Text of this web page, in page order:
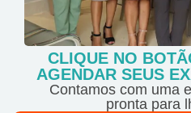
CLIQUE NO
AGENDAR SEUS
Contamos com uma
pronta para